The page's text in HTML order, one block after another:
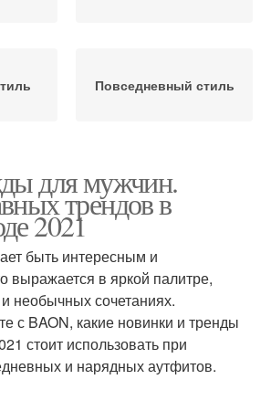
Повседневный стиль
для мужчин.
трендов в
2021
быть интересным и
выражается в яркой палитре,
необычных сочетаниях.
с BAON, какие новинки и тренды
стоит использовать при
и нарядных аутфитов.